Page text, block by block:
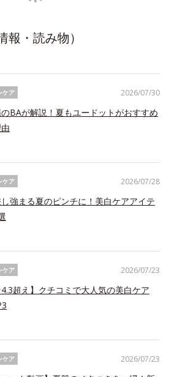
・読み物）
ケア
BAが解説！夏もユードットがおすすめ
2026/07/30
ケア
し強まる夏のピンチに！美白ケアアイテ
2026/07/28
ケア
超え】クチコミで大人気の美白ケア
2026/07/23
ケア 2026/07/23